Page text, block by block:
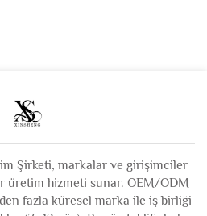
Şirketi, markalar ve girişimciler
üretim hizmeti sunar. OEM/ODM
fazla küresel marka ile iş birliği